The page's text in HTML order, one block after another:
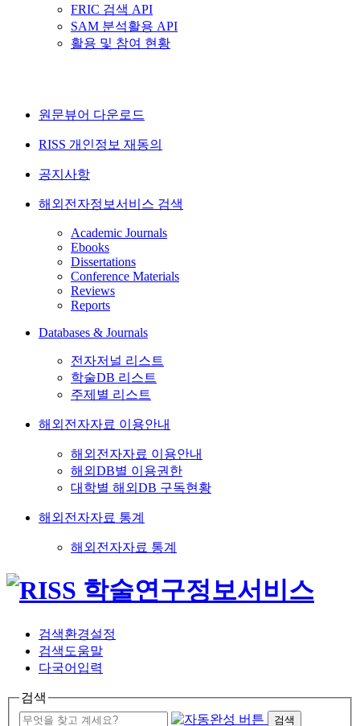
FRIC 검색 API
SAM 분석활용 API
활용 및 참여 현황
원문뷰어 다운로드
RISS 개인정보 재동의
공지사항
해외전자정보서비스 검색
Academic Journals
Ebooks
Dissertations
Conference Materials
Reviews
Reports
Databases & Journals
전자저널 리스트
학술DB 리스트
주제별 리스트
해외전자자료 이용안내
해외전자자료 이용안내
해외DB별 이용권한
대학별 해외DB 구독현황
해외전자자료 통계
해외전자자료 통계
검색환경설정
검색도움말
다국어입력
검색
검색